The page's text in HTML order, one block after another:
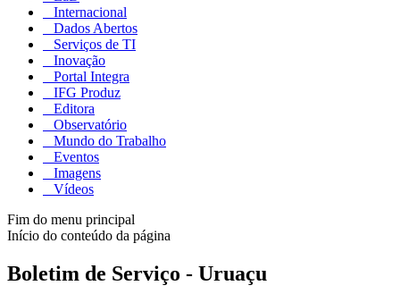
Internacional
Dados Abertos
Serviços de TI
Inovação
Portal Integra
IFG Produz
Editora
Observatório
Mundo do Trabalho
Eventos
Imagens
Vídeos
Fim do menu principal
Início do conteúdo da página
Boletim de Serviço - Uruaçu